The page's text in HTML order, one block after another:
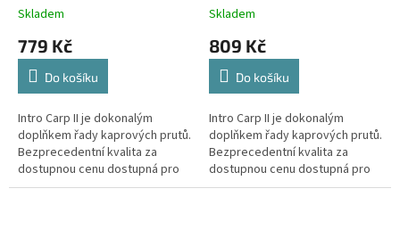
Skladem
779 Kč
Do košíku
Intro Carp II je dokonalým
doplňkem řady kaprových prutů.
Bezprecedentní kvalita za
dostupnou cenu dostupná pro
každého, dokonce i pro
Skladem
809 Kč
Do košíku
Intro Carp II je dokonalým
doplňkem řady kaprových prutů.
Bezprecedentní kvalita za
dostupnou cenu dostupná pro
každého, dokonce i pro